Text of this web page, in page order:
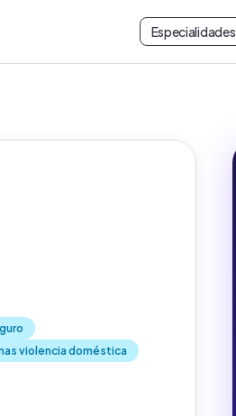
Especialidades
violencia doméstica